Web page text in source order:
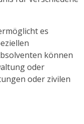
es
können
oder
oder zivilen